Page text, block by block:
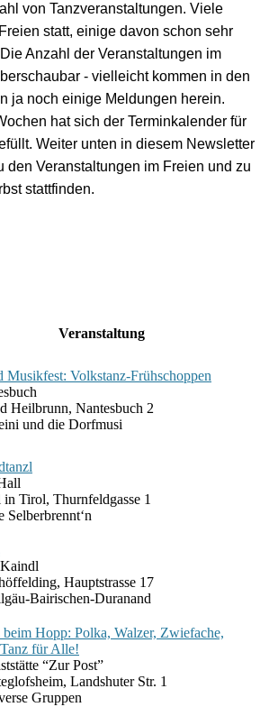
von Tanzveranstaltungen. Viele
statt, einige davon schon sehr
Anzahl der Veranstaltungen im
- vielleicht kommen in den
ja noch einige Meldungen herein.
hat sich der Terminkalender für
Weiter unten in diesem Newsletter
den Veranstaltungen im Freien und zu
stattfinden.
Veranstaltung
Musikfest: Volkstanz-Frühschoppen
Heilbrunn, Nantesbuch 2
und die Dorfmusi
Tirol, Thurnfeldgasse 1
Selberbrennt‘n
Hauptstrasse 17
Bairischen-Duranand
beim Hopp: Polka, Walzer, Zwiefache,
für Alle!
“Zur Post”
Landshuter Str. 1
Gruppen